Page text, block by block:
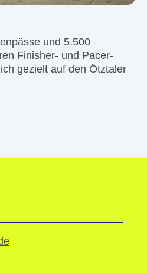
und 5.500
Finisher- und Pacer-
gezielt auf den Ötztaler